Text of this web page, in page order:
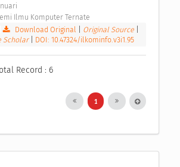
Ilmu Komputer Ternate
Download Original Original Source
Scholar
DOI: 10.47324/ilkominfo.v3i1.95
Record : 6
1